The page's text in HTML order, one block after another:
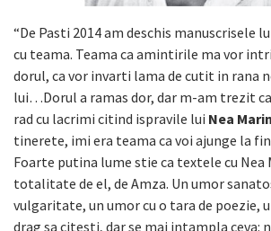
“De Pasti 2014 am deschis manuscrisele
cu teama. Teama ca amintirile ma vor
dorul, ca vor invarti lama de cutit in rana
lui…Dorul a ramas dor, dar m-am trezit
rad cu lacrimi citind ispravile lui Nea Marin
tinerete, imi era teama ca voi ajunge la
Foarte putina lume stie ca textele cu Nea
totalitate de el, de Amza. Un umor
vulgaritate, un umor cu o tara de poezie,
drag sa citesti, dar se mai intampla ceva: